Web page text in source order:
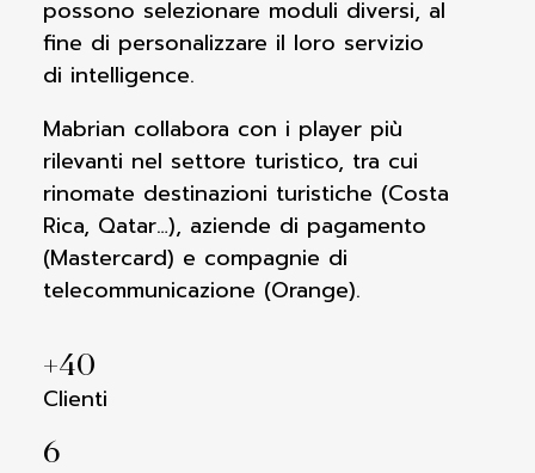
possono selezionare moduli diversi, al
fine di personalizzare il loro servizio
di intelligence.
Mabrian collabora con i player più
rilevanti nel settore turistico, tra cui
rinomate destinazioni turistiche (Costa
Rica, Qatar…), aziende di pagamento
(Mastercard) e compagnie di
telecommunicazione (Orange).
+40
Clienti
6